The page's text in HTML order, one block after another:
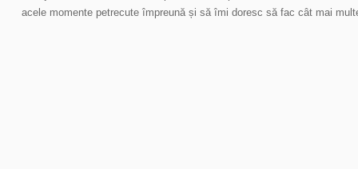
acele momente petrecute împreună și să îmi doresc să fac cât mai